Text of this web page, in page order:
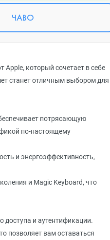
ЧАВО
который сочетает в себе
станет отличным выбором для
потрясающую
по-настоящему
и энергоэффективность,
и Magic Keyboard, что
доступа и аутентификации.
позволяет вам оставаться